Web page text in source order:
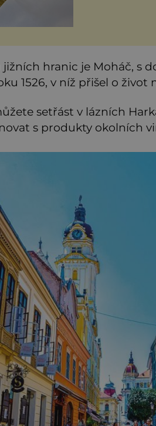
hranic je Moháč, s
1526, v níž přišel o život
setřást v lázních
s produkty okolních